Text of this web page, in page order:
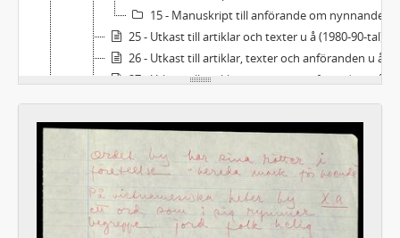
15 - Manuskript till anförande om nynnandet i världen
25 - Utkast till artiklar och texter u å (1980-90-tal)
26 - Utkast till artiklar, texter och anföranden u å (1980-tal)
27 - Utkast till artiklar, texter och anföranden u å (1980-tal)
28 - Utkast till artiklar, texter och anföranden u å (1980-tal)
29 - Utkast till artiklar, texter och anföranden u å (1980-90-tal)
30 - Utkast till artiklar, texter och anföranden u å (1980-90-tal)
31 - Utkast till artiklar och texter 1998, u å
C - Korrespondens
D - Handlingar rörande arkivbildarens verksamhet
E - Samlingar